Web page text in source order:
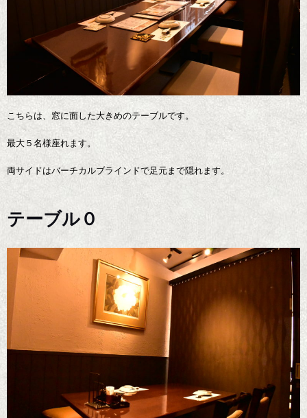
こちらは、窓に面した大きめのテーブルです。
最大５名様座れます。
両サイドはバーチカルブラインドで足元まで隠れます。
テーブル０